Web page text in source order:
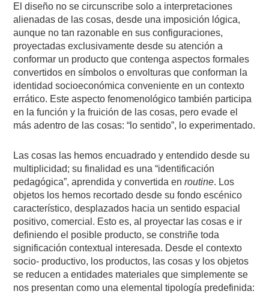
El diseño no se circunscribe solo a interpretaciones
alienadas de las cosas, desde una imposición lógica,
aunque no tan razonable en sus configuraciones,
proyectadas exclusivamente desde su atención a
conformar un producto que contenga aspectos formales
convertidos en símbolos o envolturas que conforman la
identidad socioeconómica conveniente en un contexto
errático. Este aspecto fenomenológico también participa
en la función y la fruición de las cosas, pero evade el
más adentro de las cosas: “lo sentido”, lo experimentado.
Las cosas las hemos encuadrado y entendido desde su
multiplicidad; su finalidad es una “identificación
pedagógica”, aprendida y convertida enroutine. Los
objetos los hemos recortado desde su fondo escénico
característico, desplazados hacia un sentido espacial
positivo, comercial. Esto es, al proyectar las cosas e ir
definiendo el posible producto, se constriñe toda
significación contextual interesada. Desde el contexto
socio- productivo, los productos, las cosas y los objetos
se reducen a entidades materiales que simplemente se
nos presentan como una elemental tipología predefinida: